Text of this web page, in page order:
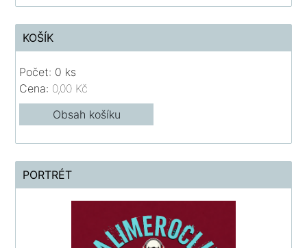
KOŠÍK
Počet: 0 ks
Cena: 0,00 Kč
Obsah košíku
PORTRÉT